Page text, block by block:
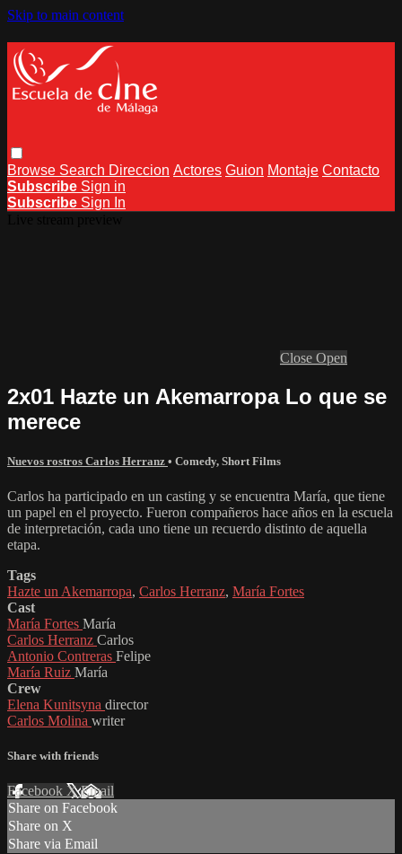
Skip to main content
Browse Search Direccion Actores Guion Montaje Contacto
Subscribe Sign in
Subscribe Sign In
Close Open
2x01 Hazte un Akemarropa Lo que se
merece
Nuevos rostros Carlos Herranz • Comedy, Short Films
Carlos ha participado en un casting y se encuentra María, que tiene
un papel en el proyecto. Fueron compañeros hace años en la escuela
de interpretación, cada uno tiene un recuerdo distinto de aquella
etapa.
Tags
Hazte un Akemarropa, Carlos Herranz, María Fortes
Cast
María Fortes María
Carlos Herranz Carlos
Antonio Contreras Felipe
María Ruiz María
Crew
Elena Kunitsyna director
Carlos Molina writer
Share with friends
Facebook XEmail
Share on Facebook
Share on X
Share via Email